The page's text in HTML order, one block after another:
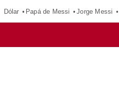
Dólar Papá de Messi Jorge Messi